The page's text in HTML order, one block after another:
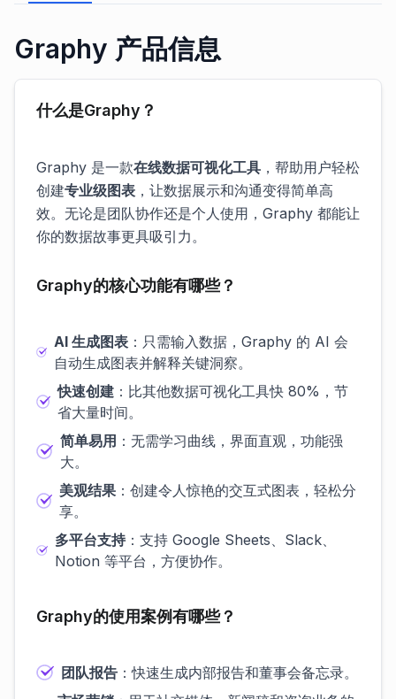
Graphy 产品信息
什么是Graphy？
Graphy 是一款在线数据可视化工具 ，帮助用户轻松
创建专业级图表 ，让数据展示和沟通变得简单高
效。无论是团队协作还是个人使用，Graphy 都能让
你的数据故事更具吸引力。
Graphy的核心功能有哪些？
AI 生成图表 ：只需输入数据，Graphy 的 AI 会
自动生成图表并解释关键洞察。
快速创建 ：比其他数据可视化工具快 80%，节
省大量时间。
简单易用 ：无需学习曲线，界面直观，功能强
大。
美观结果 ：创建令人惊艳的交互式图表，轻松分
享。
多平台支持：支持 Google Sheets、Slack、
Notion 等平台，方便协作。
Graphy的使用案例有哪些？
团队报告 ：快速生成内部报告和董事会备忘录。